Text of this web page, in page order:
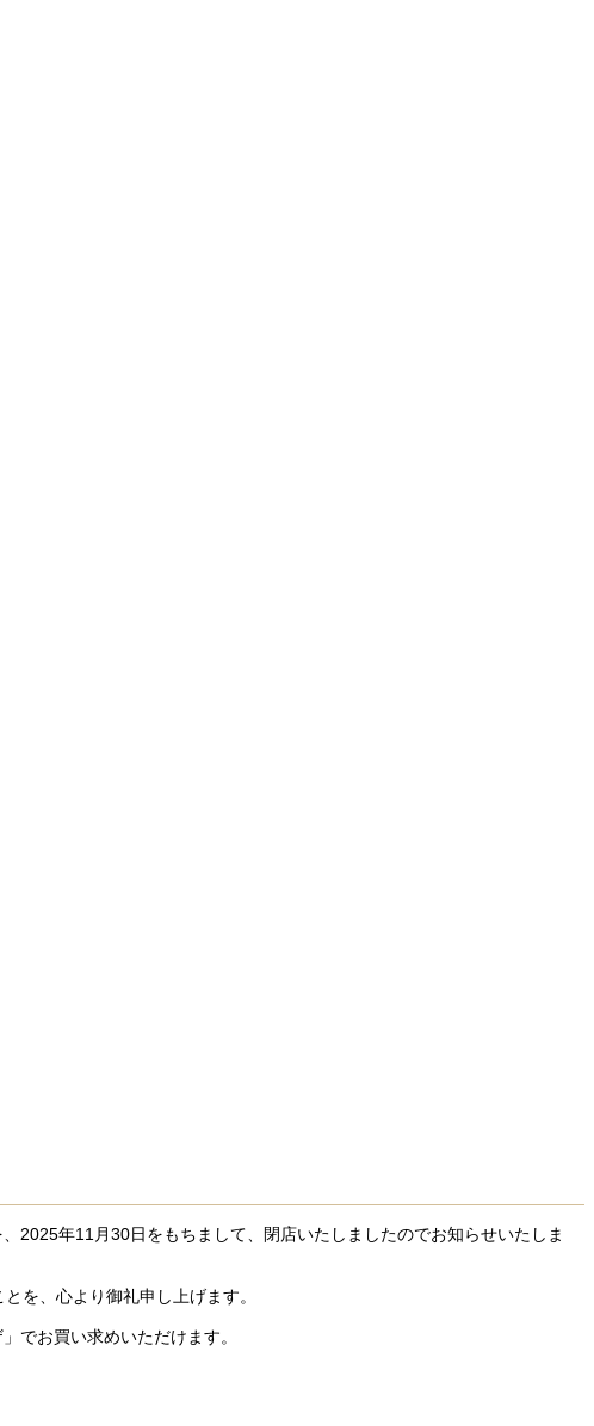
2025年11月30日をもちまして、閉店いたしましたのでお知らせいたしま
を、心より御礼申し上げます。
でお買い求めいただけます。